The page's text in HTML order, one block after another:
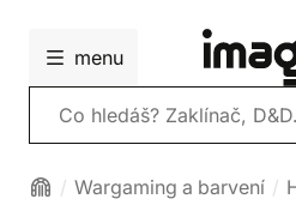
menu
Vyhledávání
Wargaming a barvení